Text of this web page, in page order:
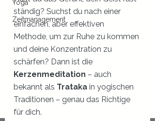
Yoga
Zeitmanagement
ständig? Suchst du nach einer
einfachen, aber effektiven
Methode, um zur Ruhe zu kommen
und deine Konzentration zu
schärfen? Dann ist die
Kerzenmeditation – auch
bekannt als Trataka in yogischen
Traditionen – genau das Richtige
für dich.